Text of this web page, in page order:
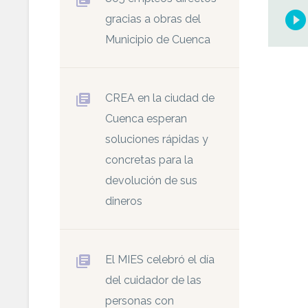
gracias a obras del
Municipio de Cuenca
CREA en la ciudad de
Cuenca esperan
soluciones rápidas y
concretas para la
devolución de sus
dineros
El MIES celebró el día
del cuidador de las
personas con